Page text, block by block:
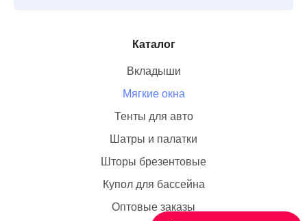
Каталог
Вкладыши
Мягкие окна
Тенты для авто
Шатры и палатки
Шторы брезентовые
Купол для бассейна
Оптовые заказы